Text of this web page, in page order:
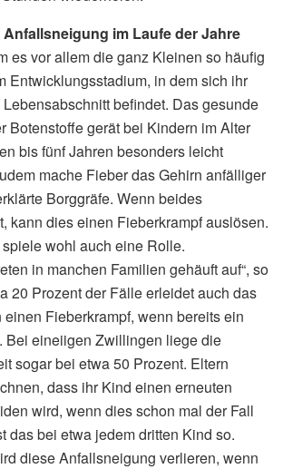
im Laufe der Jahre
es vor allem die ganz Kleinen so häufig
Entwicklungsstadium, in dem sich ihr
befindet. Das gesunde
Botenstoffe gerät bei Kindern im Alter
bis fünf Jahren besonders leicht
mache Fieber das Gehirn anfälliger
Borggräfe. Wenn beides
kann dies einen Fieberkrampf auslösen.
wohl auch eine Rolle.
in manchen Familien gehäuft auf“, so
20 Prozent der Fälle erleidet auch das
Fieberkrampf, wenn bereits ein
Bei eineiigen Zwillingen liege die
sogar bei etwa 50 Prozent. Eltern
dass ihr Kind einen erneuten
wird, wenn dies schon mal der Fall
das bei etwa jedem dritten Kind so.
diese Anfallsneigung verlieren, wenn